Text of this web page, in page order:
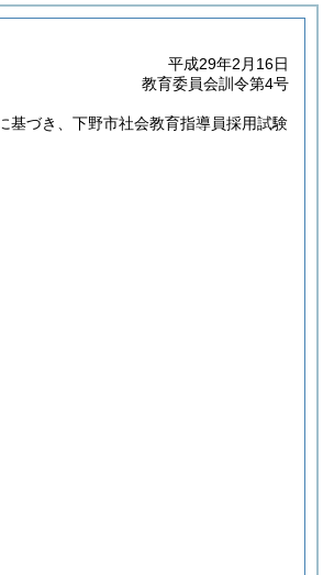
平成29年2月16日
教育委員会訓令第4号
基づき、下野市社会教育指導員採用試験